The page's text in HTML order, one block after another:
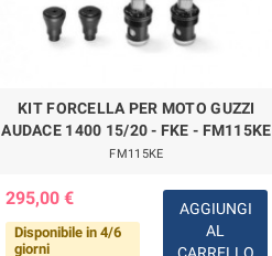
KIT FORCELLA PER MOTO GUZZI
AUDACE 1400 15/20 - FKE - FM115KE
FM115KE
295,00 €
Disponibile in 4/6
giorni
AGGIUNGI
AL